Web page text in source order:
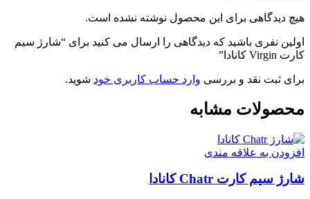
هیچ دیدگاهی برای این محصول نوشته نشده است.
اولین نفری باشید که دیدگاهی را ارسال می کنید برای “شارژ سیم
کارت Virgin کانادا”
برای ثبت نقد و بررسی وارد حساب کاربری خود شوید.
محصولات مشابه
افزودن به علاقه مندی
شارژ سیم کارت Chatr کانادا